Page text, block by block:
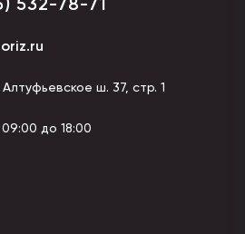
ш. 37, стр. 1
до 18:00